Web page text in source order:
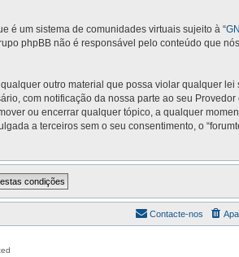
é um sistema de comunidades virtuais sujeito à “
phpBB não é responsável pelo conteúdo que
outro material que possa violar qualquer lei
com notificação da nossa parte ao seu
ou encerrar qualquer tópico, a qualquer
a terceiros sem o seu consentimento, o
Contacte-nos